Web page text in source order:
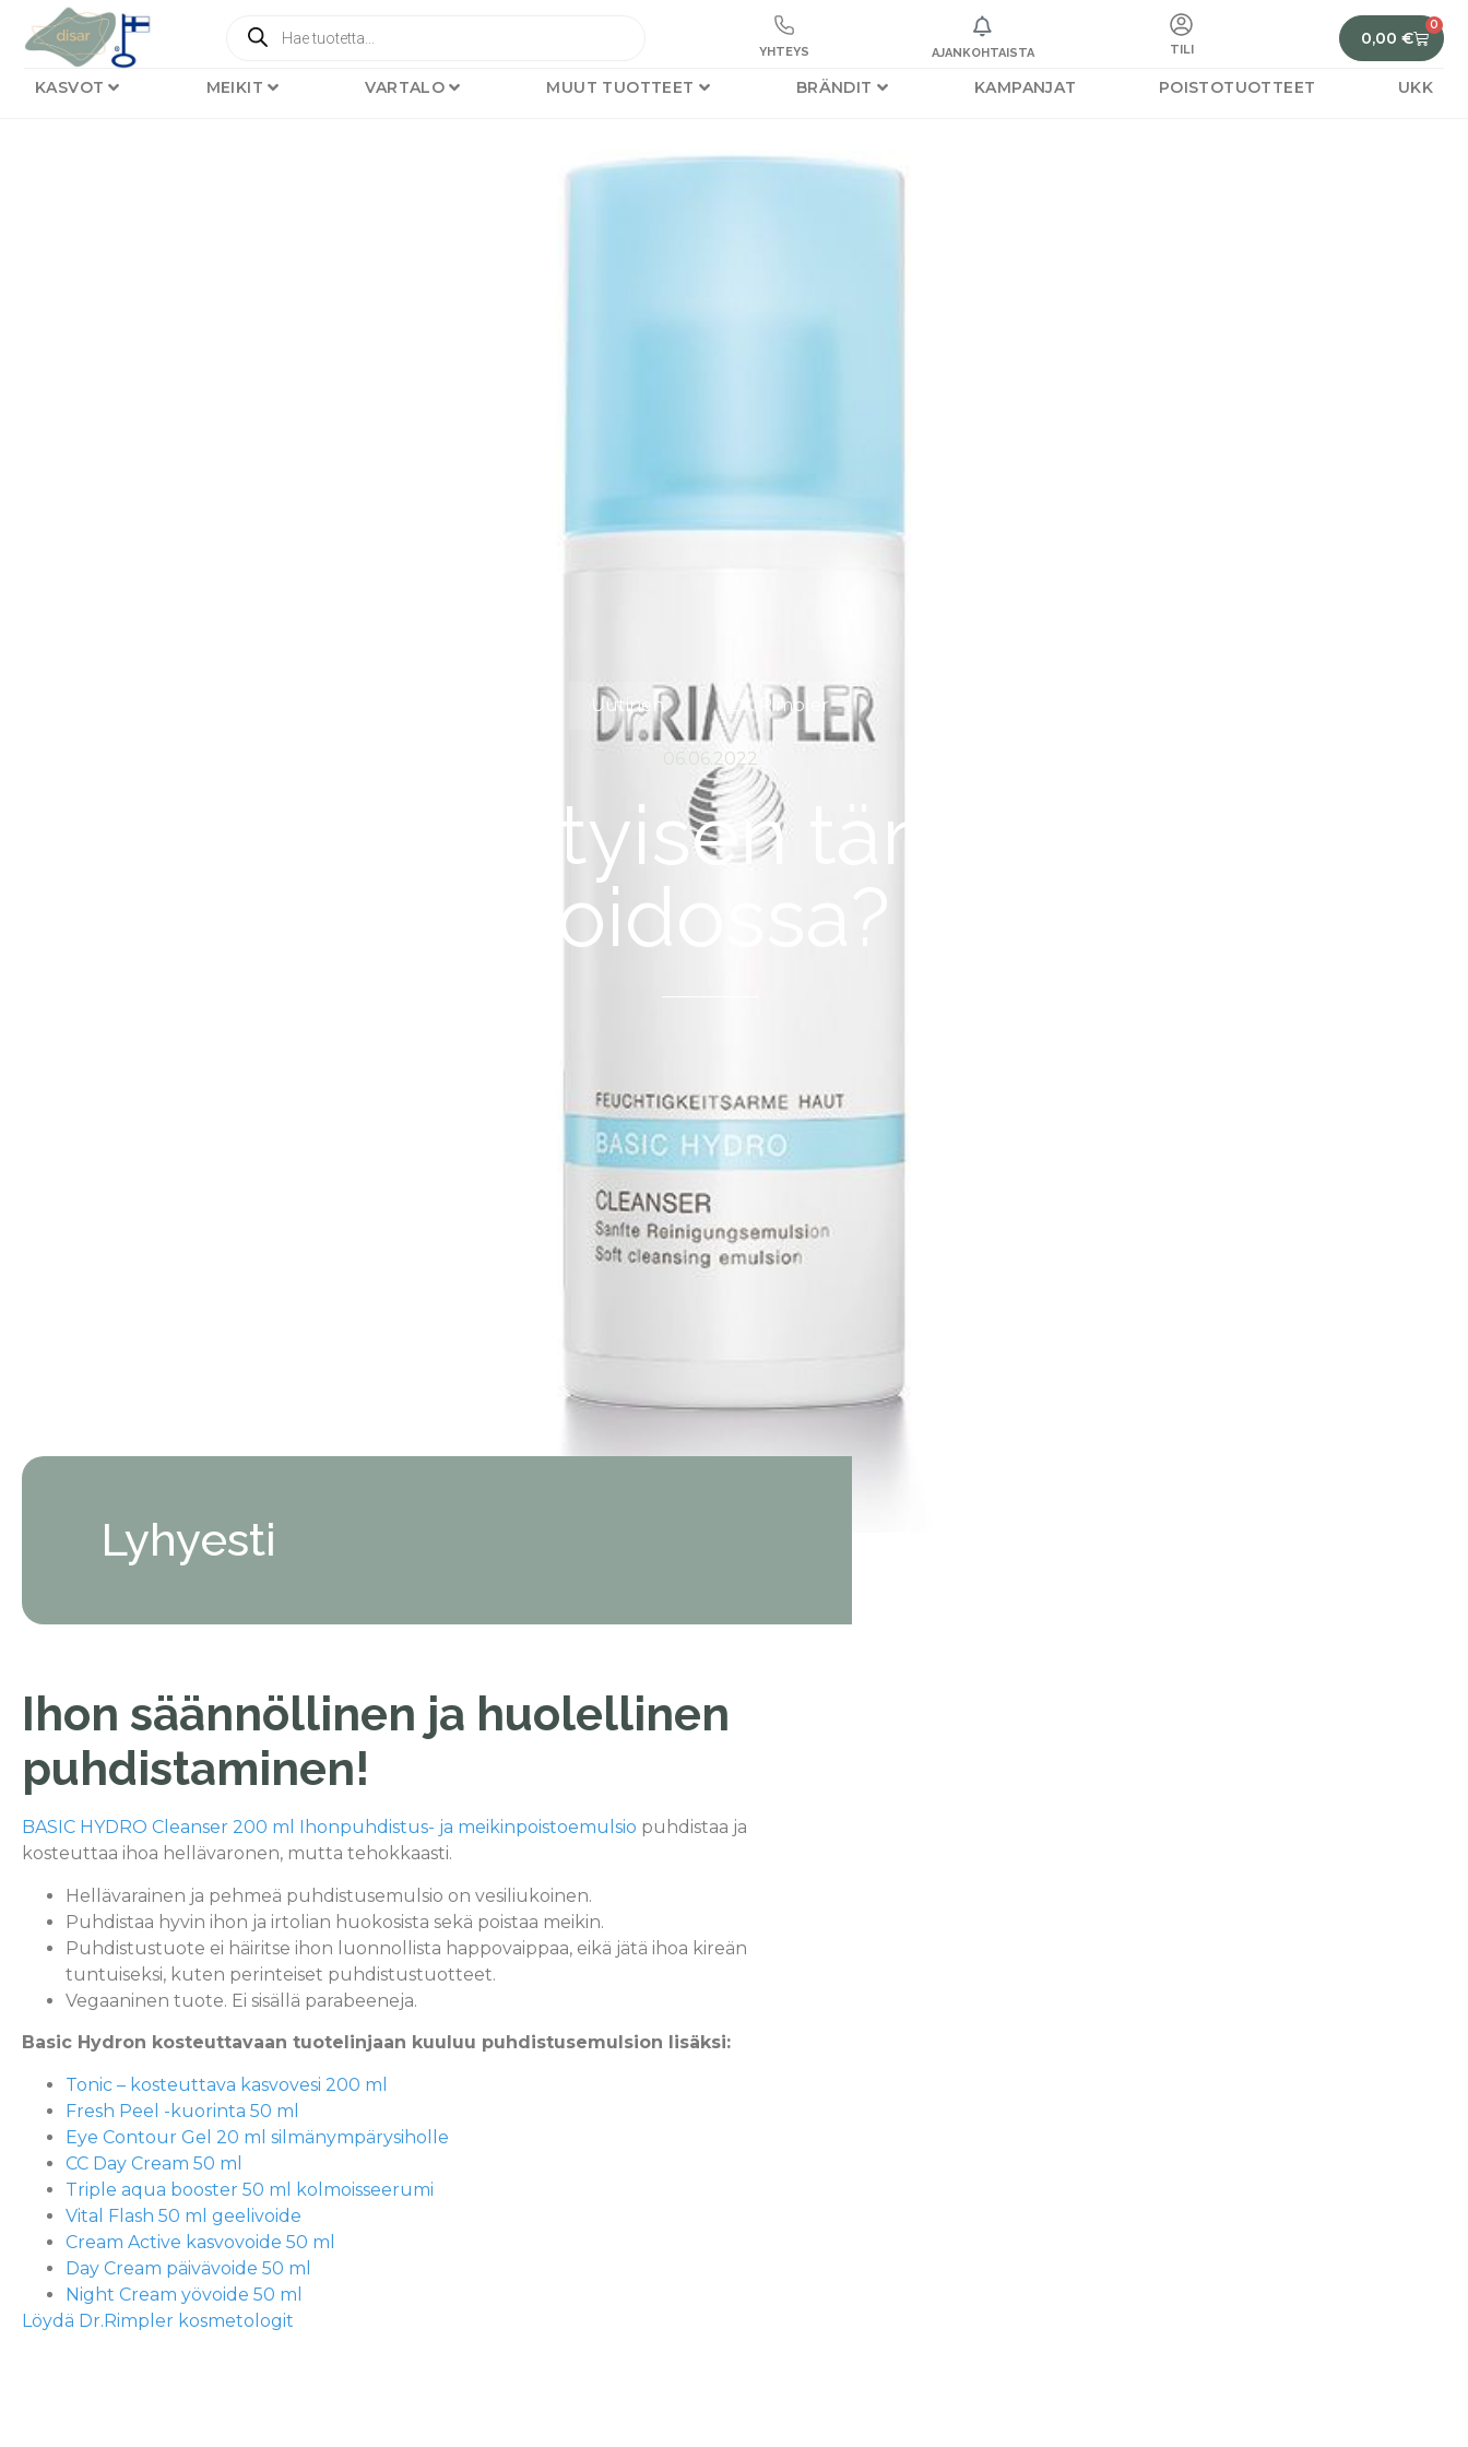
YHTEYS AJANKOHTAISTA TILI
0,00 €
0
KASVOT MEIKIT VARTALO MUUT TUOTTEET BRÄNDIT KAMPANJAT POISTOTUOTTEET UKK
Uutinen Dr. Rimpler
06.06.2022
Mikä on erityisen tärkeää ihon
hoidossa?
Lyhyesti
Ihon säännöllinen ja huolellinen
puhdistaminen!
BASIC HYDRO Cleanser 200 ml Ihonpuhdistus- ja meikinpoistoemulsio puhdistaa ja
kosteuttaa ihoa hellävaronen, mutta tehokkaasti.
Hellävarainen ja pehmeä puhdistusemulsio on vesiliukoinen.
Puhdistaa hyvin ihon ja irtolian huokosista sekä poistaa meikin.
Puhdistustuote ei häiritse ihon luonnollista happovaippaa, eikä jätä ihoa kireän
tuntuiseksi, kuten perinteiset puhdistustuotteet.
Vegaaninen tuote. Ei sisällä parabeeneja.
Basic Hydron kosteuttavaan tuotelinjaan kuuluu puhdistusemulsion lisäksi:
Tonic – kosteuttava kasvovesi 200 ml
Fresh Peel -kuorinta 50 ml
Eye Contour Gel 20 ml silmänympärysiholle
CC Day Cream 50 ml
Triple aqua booster 50 ml kolmoisseerumi
Vital Flash 50 ml geelivoide
Cream Active kasvovoide 50 ml
Day Cream päivävoide 50 ml
Night Cream yövoide 50 ml
Löydä Dr.Rimpler kosmetologit